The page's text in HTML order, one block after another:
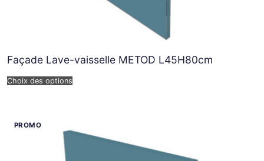
Façade Lave-vaisselle METOD L45H80cm
Choix des options